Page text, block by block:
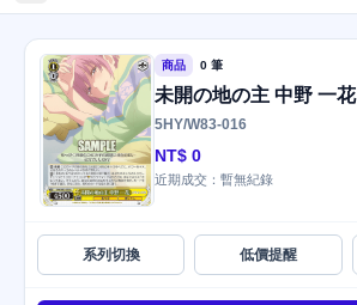
商品 0 筆
未開の地の主 中野 一花
5HY/W83-016
NT$ 0
近期成交：暫無紀錄
系列切換 低價提醒